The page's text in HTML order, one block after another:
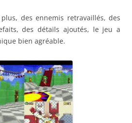
des ennemis retravaillés, des
des détails ajoutés, le jeu a
bien agréable.